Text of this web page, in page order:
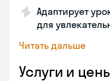
Адаптирует
для
Читать дальше
Услуги и